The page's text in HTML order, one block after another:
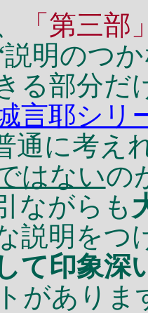
「第三部
明のつ
る部分だ
言耶シリ
通に考え
はないの
ながらも
説明をつ
て印象深
がありま